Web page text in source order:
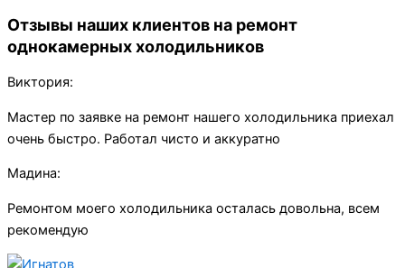
Отзывы наших клиентов на ремонт
однокамерных холодильников
Виктория:
Мастер по заявке на ремонт нашего холодильника приехал
очень быстро. Работал чисто и аккуратно
Мадина:
Ремонтом моего холодильника осталась довольна, всем
рекомендую